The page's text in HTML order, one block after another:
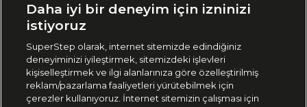
🇹🇷 Türkiye
444 37 36
Daha iyi bir deneyim için izninizi
istiyoruz
SuperStep olarak, internet sitemizde edindiğiniz
deneyiminizi iyileştirmek, sitemizdeki işlevleri
kişiselleştirmek ve ilgi alanlarınıza göre özelleştirilmiş
reklam/pazarlama faaliyetleri yürütebilmek için
çerezler kullanıyoruz. İnternet sitemizin çalışması için